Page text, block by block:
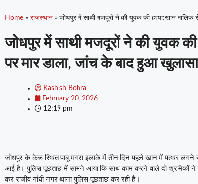
Home » राजस्थान » जोधपुर में साथी मजदूरों ने की युवक की हत्या:खान मालिक
जोधपुर में साथी मजदूरों ने की युवक
पर मार डाला, जांच के बाद हुआ खुलासा,
Kashish Bohra
February 20, 2026
12:19 pm
जोधपुर के केरू स्थित पाबू मगरा इलाके में तीन दिन पहले खान में पत्थर लगने
आई है। पुलिस पूछताछ में सामने आया कि साथ काम करने वाले दो श्रमिकों ने
कर राजीव गांधी नगर थाना पुलिस पूछताछ कर रही है।